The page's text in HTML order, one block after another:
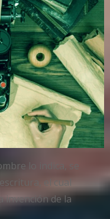
lo indica, se
el cual
invención de la